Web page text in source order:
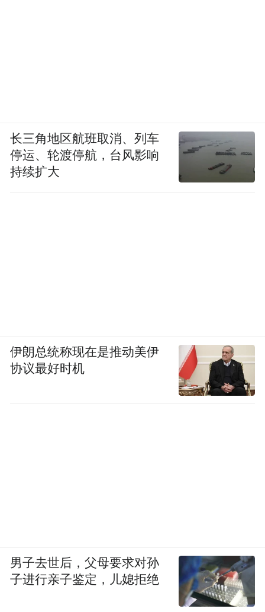
长三角地区航班取消、列车
停运、轮渡停航，台风影响
持续扩大
伊朗总统称现在是推动美伊
协议最好时机
男子去世后，父母要求对孙
子进行亲子鉴定，儿媳拒绝